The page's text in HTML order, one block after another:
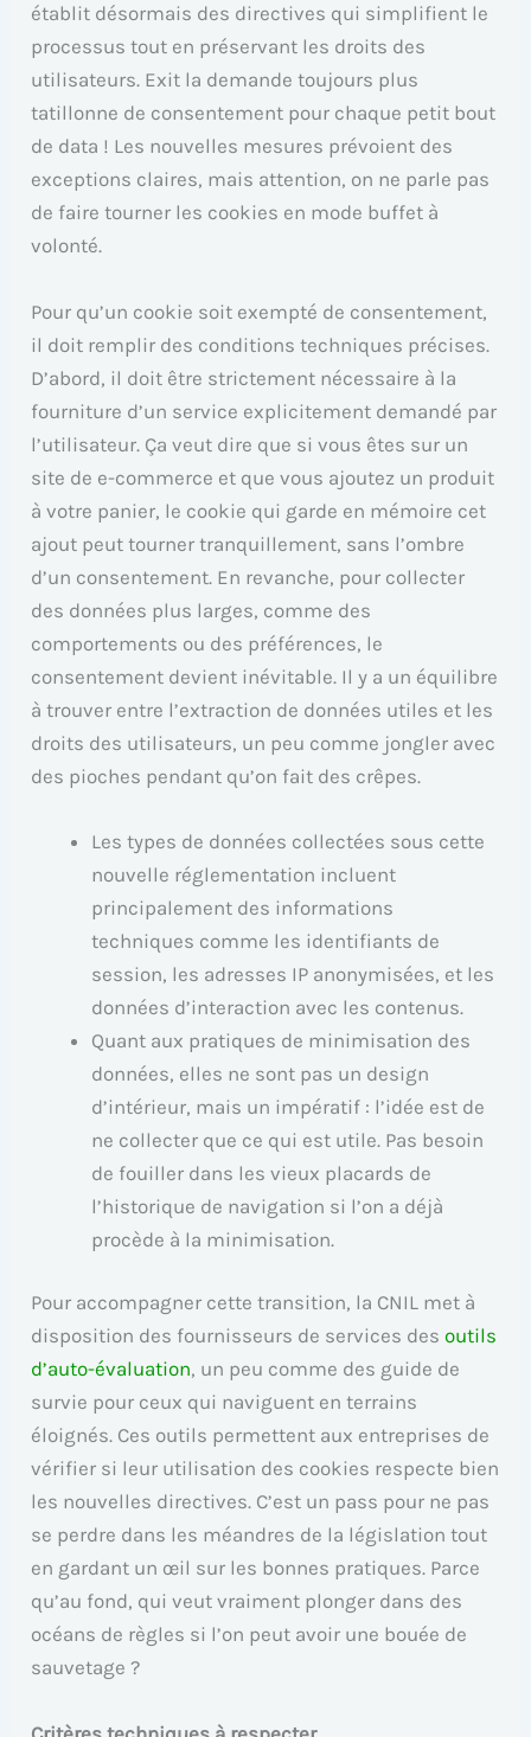
établit désormais des directives qui simplifient le
processus tout en préservant les droits des
utilisateurs. Exit la demande toujours plus
tatillonne de consentement pour chaque petit bout
de data ! Les nouvelles mesures prévoient des
exceptions claires, mais attention, on ne parle pas
de faire tourner les cookies en mode buffet à
volonté.
Pour qu’un cookie soit exempté de consentement,
il doit remplir des conditions techniques précises.
D’abord, il doit être strictement nécessaire à la
fourniture d’un service explicitement demandé par
l’utilisateur. Ça veut dire que si vous êtes sur un
site de e-commerce et que vous ajoutez un produit
à votre panier, le cookie qui garde en mémoire cet
ajout peut tourner tranquillement, sans l’ombre
d’un consentement. En revanche, pour collecter
des données plus larges, comme des
comportements ou des préférences, le
consentement devient inévitable. Il y a un équilibre
à trouver entre l’extraction de données utiles et les
droits des utilisateurs, un peu comme jongler avec
des pioches pendant qu’on fait des crêpes.
Les types de données collectées sous cette
nouvelle réglementation incluent
principalement des informations
techniques comme les identifiants de
session, les adresses IP anonymisées, et les
données d’interaction avec les contenus.
Quant aux pratiques de minimisation des
données, elles ne sont pas un design
d’intérieur, mais un impératif : l’idée est de
ne collecter que ce qui est utile. Pas besoin
de fouiller dans les vieux placards de
l’historique de navigation si l’on a déjà
procède à la minimisation.
Pour accompagner cette transition, la CNIL met à
disposition des fournisseurs de services desoutils
d’auto-évaluation, un peu comme des guide de
survie pour ceux qui naviguent en terrains
éloignés. Ces outils permettent aux entreprises de
vérifier si leur utilisation des cookies respecte bien
les nouvelles directives. C’est un pass pour ne pas
se perdre dans les méandres de la législation tout
en gardant un œil sur les bonnes pratiques. Parce
qu’au fond, qui veut vraiment plonger dans des
océans de règles si l’on peut avoir une bouée de
sauvetage ?